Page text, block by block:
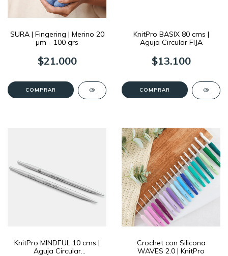
SURA | Fingering | Merino 20
µm - 100 grs
$21.000
COMPRAR
KnitPro BASIX 80 cms |
Aguja Circular FIJA
$13.100
COMPRAR
KnitPro MINDFUL 10 cms |
Aguja Circular
Crochet con Silicona
WAVES 2.0 | KnitPro